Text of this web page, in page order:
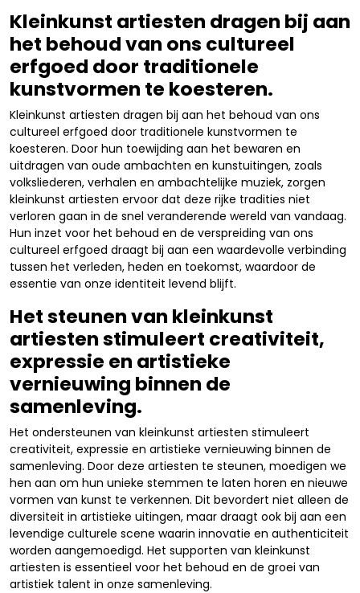
Kleinkunst artiesten dragen bij aan
het behoud van ons cultureel
erfgoed door traditionele
kunstvormen te koesteren.
Kleinkunst artiesten dragen bij aan het behoud van ons
cultureel erfgoed door traditionele kunstvormen te
koesteren. Door hun toewijding aan het bewaren en
uitdragen van oude ambachten en kunstuitingen, zoals
volksliederen, verhalen en ambachtelijke muziek, zorgen
kleinkunst artiesten ervoor dat deze rijke tradities niet
verloren gaan in de snel veranderende wereld van vandaag.
Hun inzet voor het behoud en de verspreiding van ons
cultureel erfgoed draagt bij aan een waardevolle verbinding
tussen het verleden, heden en toekomst, waardoor de
essentie van onze identiteit levend blijft.
Het steunen van kleinkunst
artiesten stimuleert creativiteit,
expressie en artistieke
vernieuwing binnen de
samenleving.
Het ondersteunen van kleinkunst artiesten stimuleert
creativiteit, expressie en artistieke vernieuwing binnen de
samenleving. Door deze artiesten te steunen, moedigen we
hen aan om hun unieke stemmen te laten horen en nieuwe
vormen van kunst te verkennen. Dit bevordert niet alleen de
diversiteit in artistieke uitingen, maar draagt ook bij aan een
levendige culturele scene waarin innovatie en authenticiteit
worden aangemoedigd. Het supporten van kleinkunst
artiesten is essentieel voor het behoud en de groei van
artistiek talent in onze samenleving.